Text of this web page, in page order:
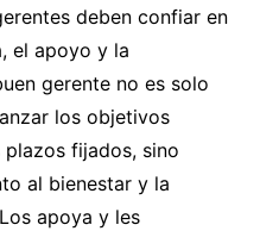
deben confiar en
el apoyo y la
gerente no es solo
los objetivos
fijados, sino
al bienestar y la
apoya y les